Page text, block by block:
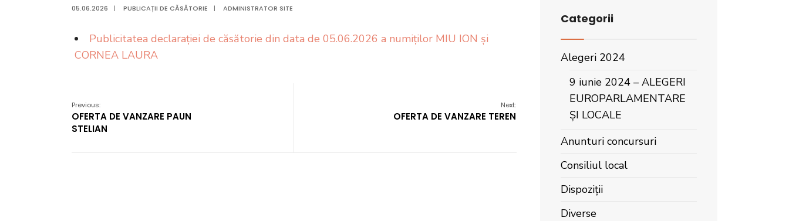
05.06.2026 | PUBLICAȚII DE CĂSĂTORIE | ADMINISTRATOR SITE
Publicitatea declarației de căsătorie din data de 05.06.2026 a numiților MIU ION și
CORNEA LAURA
Previous:
OFERTA DE VANZARE PAUN
STELIAN
Next:
OFERTA DE VANZARE TEREN
Categorii
Alegeri 2024
9 iunie 2024 – ALEGERI
EUROPARLAMENTARE
ȘI LOCALE
Anunturi concursuri
Consiliul local
Dispoziții
Diverse